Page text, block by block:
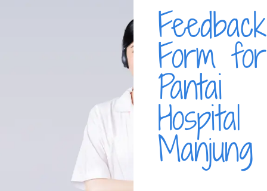
Feedback
Form for
Pantai
Hospital
Manjung